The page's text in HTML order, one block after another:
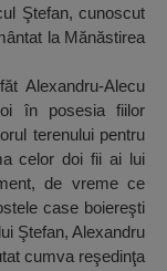
Ştefan, cunoscut
la Mănăstirea
Alexandru-Alecu
în posesia fiilor
terenului pentru
celor doi fii ai lui
de vreme ce
case boiereşti
Ştefan, Alexandru
cumva reşedinţa